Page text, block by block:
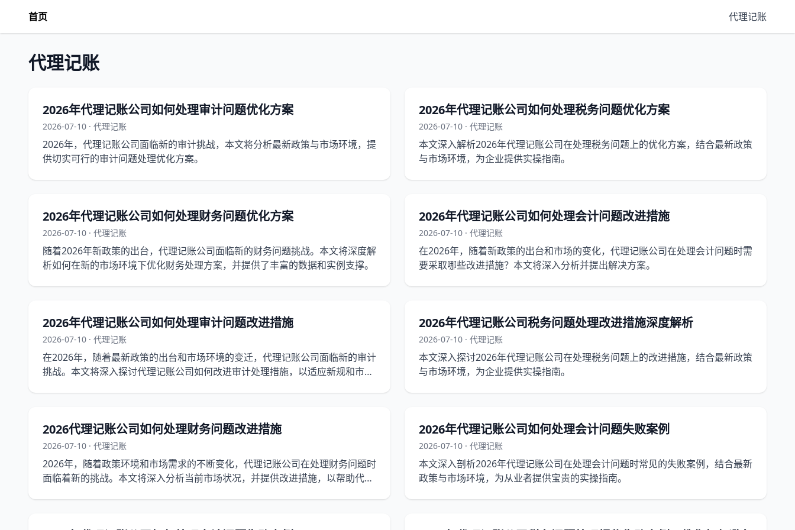
首页 代理记账
代理记账
2026年代理记账公司如何处理审计问题优化方案
2026-07-10 · 代理记账
2026年，代理记账公司面临新的审计挑战，本文将分析最新政策与市场环境，提
供切实可行的审计问题处理优化方案。
2026年代理记账公司如何处理税务问题优化方案
2026-07-10 · 代理记账
本文深入解析2026年代理记账公司在处理税务问题上的优化方案，结合最新政策
与市场环境，为企业提供实操指南。
2026年代理记账公司如何处理财务问题优化方案
2026-07-10 · 代理记账
随着2026年新政策的出台，代理记账公司面临新的财务问题挑战。本文将深度解
析如何在新的市场环境下优化财务处理方案，并提供了丰富的数据和实例支撑。
2026年代理记账公司如何处理会计问题改进措施
2026-07-10 · 代理记账
在2026年，随着新政策的出台和市场的变化，代理记账公司在处理会计问题时需
要采取哪些改进措施？本文将深入分析并提出解决方案。
2026年代理记账公司如何处理审计问题改进措施
2026-07-10 · 代理记账
在2026年，随着最新政策的出台和市场环境的变迁，代理记账公司面临新的审计
挑战。本文将深入探讨代理记账公司如何改进审计处理措施，以适应新规和市场
2026年代理记账公司税务问题处理改进措施深度解析
2026-07-10 · 代理记账
本文深入探讨2026年代理记账公司在处理税务问题上的改进措施，结合最新政策
与市场环境，为企业提供实操指南。
2026代理记账公司如何处理财务问题改进措施
2026-07-10 · 代理记账
2026年，随着政策环境和市场需求的不断变化，代理记账公司在处理财务问题时
面临着新的挑战。本文将深入分析当前市场状况，并提供改进措施，以帮助代理
2026年代理记账公司如何处理会计问题失败案例
2026-07-10 · 代理记账
本文深入剖析2026年代理记账公司在处理会计问题时常见的失败案例，结合最新
政策与市场环境，为从业者提供宝贵的实操指南。